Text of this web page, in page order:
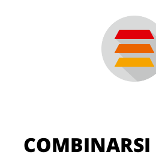
COMBINARSI